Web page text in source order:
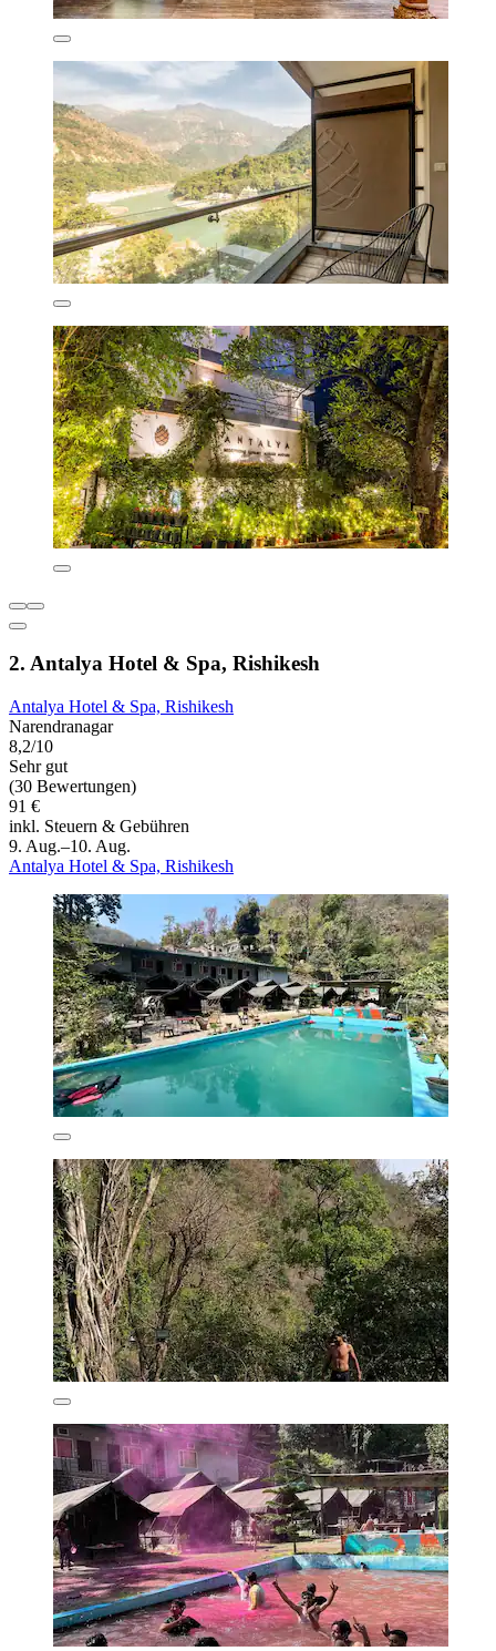
2. Antalya Hotel & Spa, Rishikesh
Antalya Hotel & Spa, Rishikesh
Narendranagar
8,2/10
Sehr gut
(30 Bewertungen)
91 €
inkl. Steuern & Gebühren
9. Aug.–10. Aug.
Antalya Hotel & Spa, Rishikesh